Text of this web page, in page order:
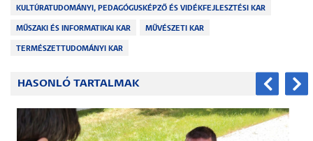
KULTÚRATUDOMÁNYI, PEDAGÓGUSKÉPZŐ ÉS VIDÉKFEJLESZTÉSI KAR
MŰSZAKI ÉS INFORMATIKAI KAR MŰVÉSZETI KAR
TERMÉSZETTUDOMÁNYI KAR
HASONLÓ TARTALMAK